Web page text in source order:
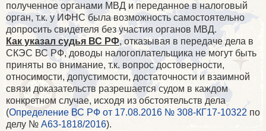
полученное органами МВД и переданное в налоговый
орган, т.к. у ИФНС была возможность самостоятельно
допросить свидетеля без участия органов МВД.
Как указал судья ВС РФ, отказывая в передаче дела в
СКЭС ВС РФ, доводы налогоплательщика не могут быть
приняты во внимание, т.к. вопрос достоверности,
относимости, допустимости, достаточности и взаимной
связи доказательств разрешается судом в каждом
конкретном случае, исходя из обстоятельств дела
(Определение ВС РФ от 17.08.2016 № 308-КГ17-10322 по
делу № А63-1818/2016).